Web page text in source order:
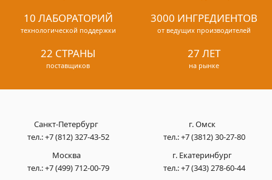
10 ЛАБОРАТОРИЙ
технологической поддержки
3000 ИНГРЕДИЕНТОВ
от ведущих производителей
22 СТРАНЫ
поставщиков
27 ЛЕТ
на рынке
Санкт-Петербург
тел.:+7 (812) 327-43-52
Москва
тел.:+7 (499) 712-00-79
г. Омск
тел.:+7 (3812) 30-27-80
г. Екатеринбург
тел.:+7 (343) 278-60-44